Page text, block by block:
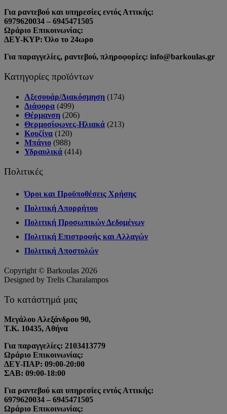
Για ραντεβού και υπηρεσίες εντός Αττικής:
6979620034 – 6945471505
Ωράριο Επικοινωνίας:
ΔΕΥ-ΚΥΡ: Όλο το 24ωρο
Για παραγγελίες, ραντεβού, πληροφορίες: info@barkoulas.gr
Κατηγορίες προϊόντων
Αξεσουάρ/Διακόσμηση (174)
Διάφορα (499)
Θέρμανση (206)
Θερμοσίφωνες-Ηλιακά (213)
Κουζίνα (120)
Μπάνιο (988)
Υδραυλικά (414)
Πολιτικές
Όροι και Προϋποθέσεις Χρήσης
Πολιτική Απορρήτου
Πολιτική Προσωπικών Δεδομένων
Πολιτική Επιστροφής και Αλλαγών
Πολιτική Αποστολών
Copyright © Barkoulas 2026
Designed by Trelis Charalampos
Το κατάστημά μας
Μεγάλου Αλεξάνδρου 90,
Τ.Κ. 10435, Αθήνα
Για παραγγελίες: 2103413779
Ωράριο Επικοινωνίας:
ΔΕΥ-ΠΑΡ: 09:00-20:00
ΣΑΒ: 09:00-18:00
Για ραντεβού και υπηρεσίες εντός Αττικής:
6979620034 – 6945471505
Ωράριο Επικοινωνίας: